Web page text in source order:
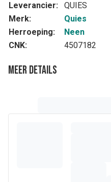
Leverancier:
QUIES
Merk:
Quies
Herroeping:
Neen
CNK:
4507182
Meer details
door kan.